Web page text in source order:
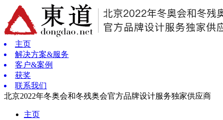
主页
解决方案&服务
客户&案例
获奖
联系我们
北京2022年冬奥会和冬残奥会官方品牌设计服务独家供应商
主页